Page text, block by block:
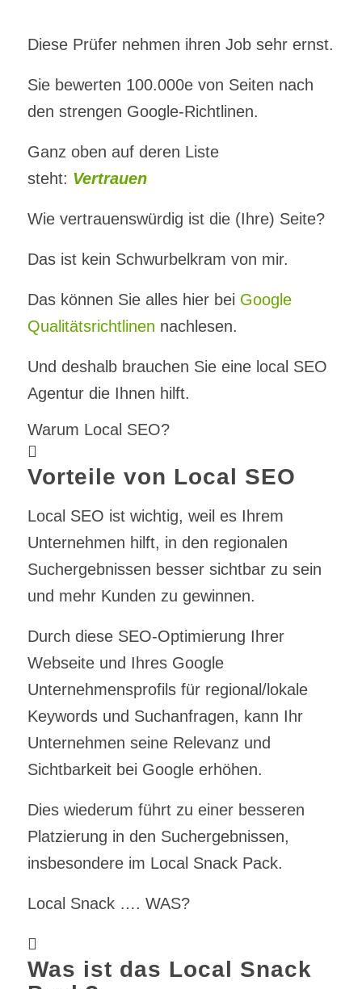
Diese Prüfer nehmen ihren Job sehr ernst.
Sie bewerten 100.000e von Seiten nach
den strengen Google-Richtlinen.
Ganz oben auf deren Liste
steht: Vertrauen
Wie vertrauenswürdig ist die (Ihre) Seite?
Das ist kein Schwurbelkram von mir.
Das können Sie alles hier bei Google
Qualitätsrichtlinen nachlesen.
Und deshalb brauchen Sie eine local SEO
Agentur die Ihnen hilft.
Warum Local SEO?
Vorteile von Local SEO
Local SEO ist wichtig, weil es Ihrem
Unternehmen hilft, in den regionalen
Suchergebnissen besser sichtbar zu sein
und mehr Kunden zu gewinnen.
Durch diese SEO-Optimierung Ihrer
Webseite und Ihres Google
Unternehmensprofils für regional/lokale
Keywords und Suchanfragen, kann Ihr
Unternehmen seine Relevanz und
Sichtbarkeit bei Google erhöhen.
Dies wiederum führt zu einer besseren
Platzierung in den Suchergebnissen,
insbesondere im Local Snack Pack.
Local Snack …. WAS?
Was ist das Local Snack